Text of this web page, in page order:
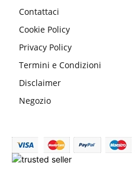
Contattaci
Cookie Policy
Privacy Policy
Termini e Condizioni
Disclaimer
Negozio